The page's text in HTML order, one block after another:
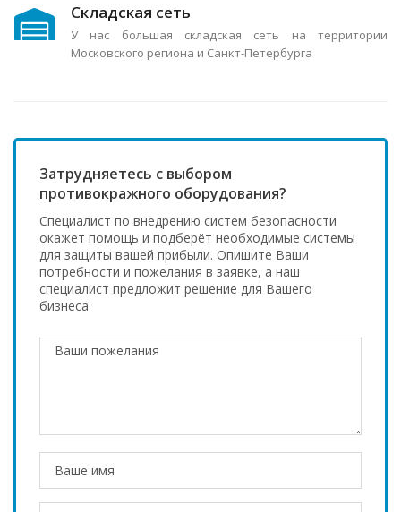
Складская сеть
У нас большая складская сеть на территории
Московского региона и Санкт-Петербурга
Затрудняетесь с выбором
противокражного оборудования?
Специалист по внедрению систем безопасности
окажет помощь и подберёт необходимые системы
для защиты вашей прибыли. Опишите Ваши
потребности и пожелания в заявке, а наш
специалист предложит решение для Вашего
бизнеса